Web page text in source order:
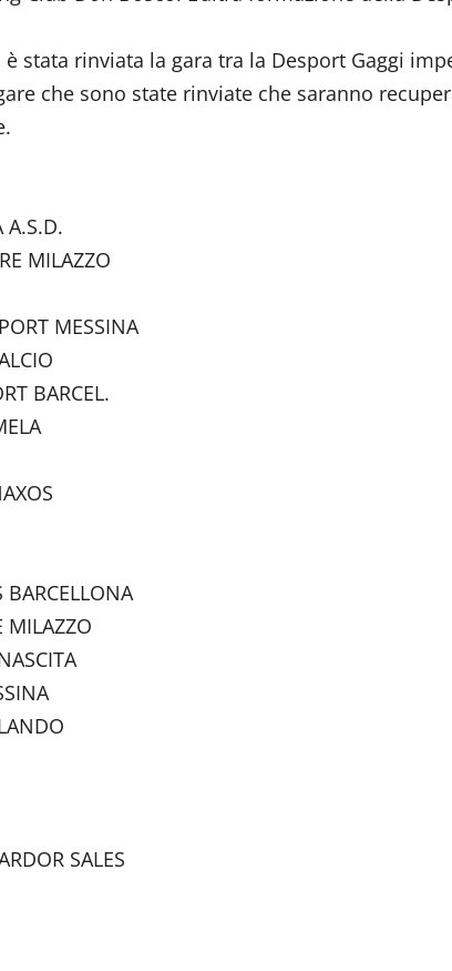
stata rinviata la gara tra la Desport Gaggi
che sono state rinviate che saranno
A.S.D.
MILAZZO
MESSINA
BARCEL.
BARCELLONA
MILAZZO
SALES